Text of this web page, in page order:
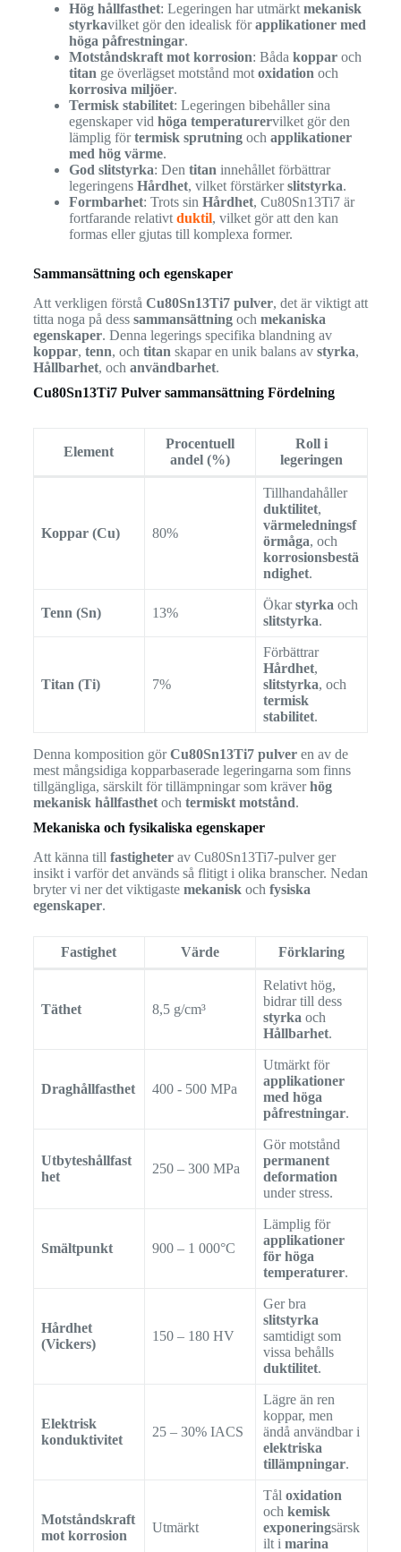
Hög hållfasthet: Legeringen har utmärkt mekanisk
styrkavilket gör den idealisk förapplikationer med
höga påfrestningar.
Motståndskraft mot korrosion: Båda kopparoch
titan ge överlägset motstånd mot oxidation och
korrosiva miljöer.
Termisk stabilitet: Legeringen bibehåller sina
egenskaper vid höga temperaturervilket gör den
lämplig förtermisk sprutningoch applikationer
med hög värme.
God slitstyrka: Den titan innehållet förbättrar
legeringens Hårdhet, vilket förstärkerslitstyrka.
Formbarhet: Trots sin Hårdhet, Cu80Sn13Ti7 är
fortfarande relativt duktil, vilket gör att den kan
formas eller gjutas till komplexa former.
Sammansättning och egenskaper
Att verkligen förstå Cu80Sn13Ti7 pulver, det är viktigt att
titta noga på dess sammansättningoch mekaniska
egenskaper. Denna legerings specifika blandning av
koppar, tenn, och titan skapar en unik balans av styrka,
Hållbarhet, och användbarhet.
Cu80Sn13Ti7 Pulver sammansättning Fördelning
Element
Procentuell
andel (%)
Roll i
legeringen
Koppar (Cu) 80%
Tillhandahåller
duktilitet,
värmeledningsf
örmåga, och
korrosionsbestä
ndighet.
Tenn (Sn) 13%
Ökarstyrka och
slitstyrka.
Titan (Ti) 7%
Förbättrar
Hårdhet,
slitstyrka, och
termisk
stabilitet.
Denna komposition görCu80Sn13Ti7 pulveren av de
mest mångsidiga kopparbaserade legeringarna som finns
tillgängliga, särskilt för tillämpningar som kräverhög
mekanisk hållfasthetoch termiskt motstånd.
Mekaniska och fysikaliska egenskaper
Att känna till fastigheterav Cu80Sn13Ti7-pulver ger
insikt i varför det används så flitigt i olika branscher. Nedan
bryter vi ner det viktigaste mekaniskoch fysiska
egenskaper.
Fastighet Värde Förklaring
Täthet 8,5 g/cm³
Relativt hög,
bidrar till dess
styrka och
Hållbarhet.
Draghållfasthet 400 - 500 MPa
Utmärkt för
applikationer
med höga
påfrestningar.
Utbyteshållfast
het
250 – 300 MPa
Gör motstånd
permanent
deformation
under stress.
Smältpunkt 900 – 1 000°C
Lämplig för
applikationer
för höga
temperaturer.
Hårdhet
(Vickers)
150 – 180 HV
Ger bra
slitstyrka
samtidigt som
vissa behålls
duktilitet.
Elektrisk
konduktivitet
25 – 30% IACS
Lägre än ren
koppar, men
ändå användbar i
elektriska
tillämpningar.
Motståndskraft
mot korrosion
Utmärkt
Tål oxidation
och kemisk
exponeringsärsk
ilt i marina